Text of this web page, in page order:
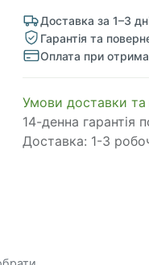
Доставка за 1–3
Гарантія та
Оплата при
​​​​​​​​​​​​​​​​​​​​​​​​​​​​​​​​​​​​​​​​​​​​​​​​​​​​​​​​​​​​​​У​​м​о​в​​и​ д​ос​т​а​в​к​и ​т​а​
14-денна гарантія
Доставка: 1-3